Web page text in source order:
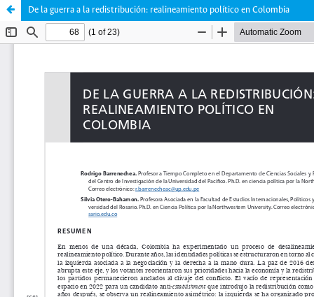
De la guerra a la redistribución: realineamiento político en Colombia